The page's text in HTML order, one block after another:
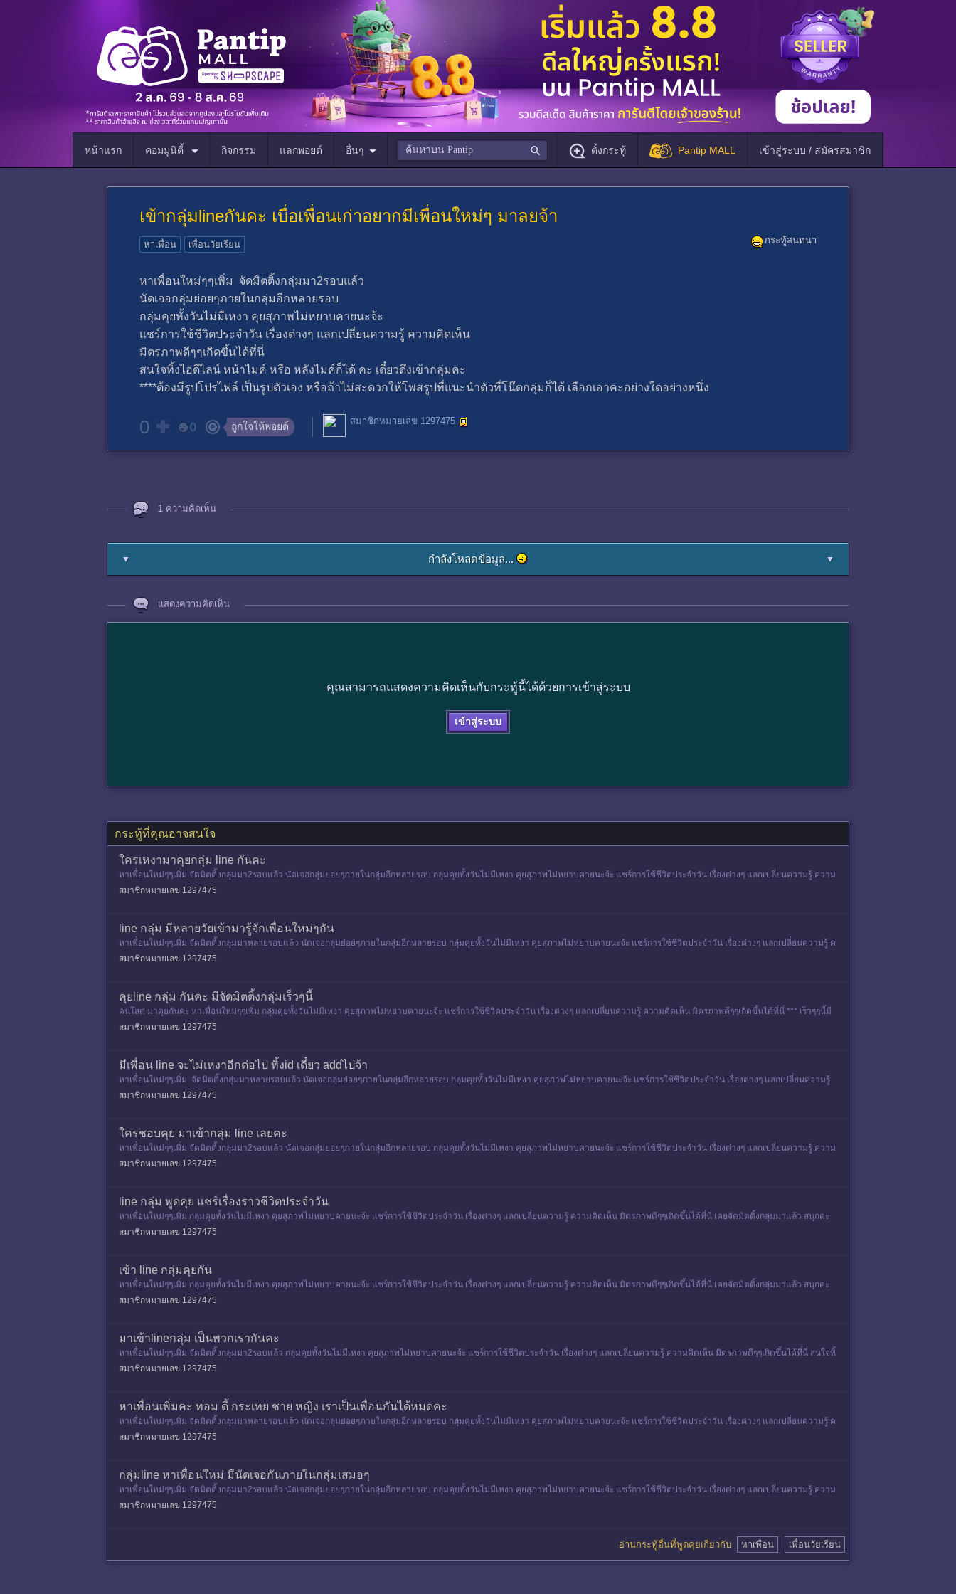
หน้าแรก คอมมูนิตี้ กิจกรรม แลกพอยต์ อื่นๆ ตั้งกระทู้ Pantip MALL เข้าสู่ระบบ / สมัครสมาชิก
เข้ากลุ่มlineกันคะ เบื่อเพื่อนเก่าอยากมีเพื่อนใหม่ๆ มาลยจ้า
กระทู้สนทนา
หาเพื่อน เพื่อนวัยเรียน
หาเพื่อนใหม่ๆๆเพิ่ม จัดมิตติ้งกลุ่มมา2รอบแล้ว
นัดเจอกลุ่มย่อยๆภายในกลุ่มอีกหลายรอบ
กลุ่มคุยทั้งวันไม่มีเหงา คุยสุภาพไม่หยาบคายนะจ้ะ
แชร์การใช้ชีวิตประจำวัน เรื่องต่างๆ แลกเปลี่ยนความรู้ ความคิดเห็น
มิตรภาพดีๆๆเกิดขึ้นได้ที่นี่
สนใจทิ้งไอดีไลน์ หน้าไมค์ หรือ หลังไมค์ก็ได้ คะ เดี๋ยวดึงเข้ากลุ่มคะ
****ต้องมีรูปโปรไฟล์ เป็นรูปตัวเอง หรือถ้าไม่สะดวกให้โพสรูปที่แนะนำตัวที่โน๊ตกลุ่มก็ได้ เลือกเอาคะอย่างใดอย่างหนึ่ง
0 0 ถูกใจให้พอยต์ สมาชิกหมายเลข 1297475
1 ความคิดเห็น
▼ กำลังโหลดข้อมูล... ▼
แสดงความคิดเห็น
คุณสามารถแสดงความคิดเห็นกับกระทู้นี้ได้ด้วยการเข้าสู่ระบบ
เข้าสู่ระบบ
กระทู้ที่คุณอาจสนใจ
ใครเหงามาคุยกลุ่ม line กันคะ
หาเพื่อนใหม่ๆๆเพิ่ม จัดมิตติ้งกลุ่มมา2รอบแล้ว นัดเจอกลุ่มย่อยๆภายในกลุ่มอีกหลายรอบ กลุ่มคุยทั้งวันไม่มีเหงา คุยสุภาพไม่หยาบคายนะจ้ะ แชร์การใช้ชีวิตประจำวัน เรื่องต่างๆ แลกเปลี่ยนความรู้ ความ
คิดเห็น
สมาชิกหมายเลข 1297475
line กลุ่ม มีหลายวัยเข้ามารู้จักเพื่อนใหม่ๆกัน
หาเพื่อนใหม่ๆๆเพิ่ม จัดมิตติ้งกลุ่มมาหลายรอบแล้ว นัดเจอกลุ่มย่อยๆภายในกลุ่มอีกหลายรอบ กลุ่มคุยทั้งวันไม่มีเหงา คุยสุภาพไม่หยาบคายนะจ้ะ แชร์การใช้ชีวิตประจำวัน เรื่องต่างๆ แลกเปลี่ยนความรู้ ค
วามคิดเห
สมาชิกหมายเลข 1297475
คุยline กลุ่ม กันคะ มีจัดมิตติ้งกลุ่มเร็วๆนี้
คนโสด มาคุยกันคะ หาเพื่อนใหม่ๆๆเพิ่ม กลุ่มคุยทั้งวันไม่มีเหงา คุยสุภาพไม่หยาบคายนะจ้ะ แชร์การใช้ชีวิตประจำวัน เรื่องต่างๆ แลกเปลี่ยนความรู้ ความคิดเห็น มิตรภาพดีๆๆเกิดขึ้นได้ที่นี่ *** เร็วๆๆนี้มี
สมาชิกหมายเลข 1297475
มีเพื่อน line จะไม่เหงาอีกต่อไป ทิ้งid เดี๋ยว addไปจ้า
หาเพื่อนใหม่ๆๆเพิ่ม จัดมิตติ้งกลุ่มมาหลายรอบแล้ว นัดเจอกลุ่มย่อยๆภายในกลุ่มอีกหลายรอบ กลุ่มคุยทั้งวันไม่มีเหงา คุยสุภาพไม่หยาบคายนะจ้ะ แชร์การใช้ชีวิตประจำวัน เรื่องต่างๆ แลกเปลี่ยนความรู้
สมาชิกหมายเลข 1297475
ใครชอบคุย มาเข้ากลุ่ม line เลยคะ
หาเพื่อนใหม่ๆๆเพิ่ม จัดมิตติ้งกลุ่มมา2รอบแล้ว นัดเจอกลุ่มย่อยๆภายในกลุ่มอีกหลายรอบ กลุ่มคุยทั้งวันไม่มีเหงา คุยสุภาพไม่หยาบคายนะจ้ะ แชร์การใช้ชีวิตประจำวัน เรื่องต่างๆ แลกเปลี่ยนความรู้ ความ
คิดเห็น
สมาชิกหมายเลข 1297475
line กลุ่ม พูดคุย แชร์เรื่องราวชีวิตประจำวัน
หาเพื่อนใหม่ๆๆเพิ่ม กลุ่มคุยทั้งวันไม่มีเหงา คุยสุภาพไม่หยาบคายนะจ้ะ แชร์การใช้ชีวิตประจำวัน เรื่องต่างๆ แลกเปลี่ยนความรู้ ความคิดเห็น มิตรภาพดีๆๆเกิดขึ้นได้ที่นี่ เคยจัดมิตติ้งกลุ่มมาแล้ว สนุกคะ
สมาชิกหมายเลข 1297475
เข้า line กลุ่มคุยกัน
หาเพื่อนใหม่ๆๆเพิ่ม กลุ่มคุยทั้งวันไม่มีเหงา คุยสุภาพไม่หยาบคายนะจ้ะ แชร์การใช้ชีวิตประจำวัน เรื่องต่างๆ แลกเปลี่ยนความรู้ ความคิดเห็น มิตรภาพดีๆๆเกิดขึ้นได้ที่นี่ เคยจัดมิตติ้งกลุ่มมาแล้ว สนุกคะ
สมาชิกหมายเลข 1297475
มาเข้าlineกลุ่ม เป็นพวกเรากันคะ
หาเพื่อนใหม่ๆๆเพิ่ม จัดมิตติ้งกลุ่มมา2รอบแล้ว กลุ่มคุยทั้งวันไม่มีเหงา คุยสุภาพไม่หยาบคายนะจ้ะ แชร์การใช้ชีวิตประจำวัน เรื่องต่างๆ แลกเปลี่ยนความรู้ ความคิดเห็น มิตรภาพดีๆๆเกิดขึ้นได้ที่นี่ สนใจทิ้
สมาชิกหมายเลข 1297475
หาเพื่อนเพิ่มคะ ทอม ดี้ กระเทย ชาย หญิง เราเป็นเพื่อนกันได้หมดคะ
หาเพื่อนใหม่ๆๆเพิ่ม จัดมิตติ้งกลุ่มมาหลายรอบแล้ว นัดเจอกลุ่มย่อยๆภายในกลุ่มอีกหลายรอบ กลุ่มคุยทั้งวันไม่มีเหงา คุยสุภาพไม่หยาบคายนะจ้ะ แชร์การใช้ชีวิตประจำวัน เรื่องต่างๆ แลกเปลี่ยนความรู้ ค
วามคิดเห
สมาชิกหมายเลข 1297475
กลุ่มline หาเพื่อนใหม่ มีนัดเจอกันภายในกลุ่มเสมอๆ
หาเพื่อนใหม่ๆๆเพิ่ม จัดมิตติ้งกลุ่มมา2รอบแล้ว นัดเจอกลุ่มย่อยๆภายในกลุ่มอีกหลายรอบ กลุ่มคุยทั้งวันไม่มีเหงา คุยสุภาพไม่หยาบคายนะจ้ะ แชร์การใช้ชีวิตประจำวัน เรื่องต่างๆ แลกเปลี่ยนความรู้ ความ
คิดเห็น
สมาชิกหมายเลข 1297475
อ่านกระทู้อื่นที่พูดคุยเกี่ยวกับ หาเพื่อน เพื่อนวัยเรียน